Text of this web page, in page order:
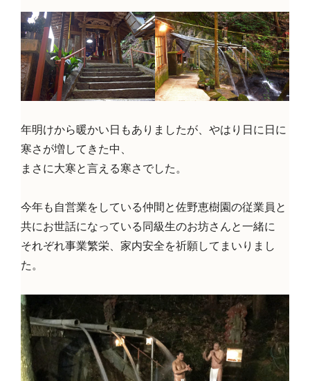
年明けから暖かい日もありましたが、やはり日に日に
寒さが増してきた中、
まさに大寒と言える寒さでした。
今年も自営業をしている仲間と佐野恵樹園の従業員と
共にお世話になっている同級生のお坊さんと一緒に
それぞれ事業繁栄、家内安全を祈願してまいりまし
た。